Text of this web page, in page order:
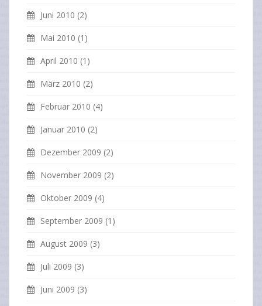
Juni 2010 (2)
Mai 2010 (1)
April 2010 (1)
März 2010 (2)
Februar 2010 (4)
Januar 2010 (2)
Dezember 2009 (2)
November 2009 (2)
Oktober 2009 (4)
September 2009 (1)
August 2009 (3)
Juli 2009 (3)
Juni 2009 (3)